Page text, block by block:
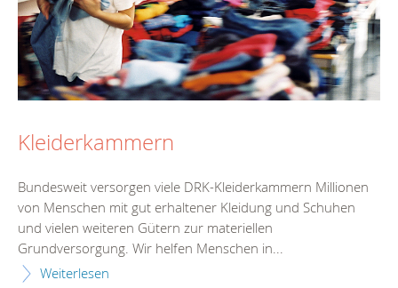
Kleiderkammern
Bundesweit versorgen viele DRK-Kleiderkammern Millionen
von Menschen mit gut erhaltener Kleidung und Schuhen
und vielen weiteren Gütern zur materiellen
Grundversorgung. Wir helfen Menschen in...
Weiterlesen